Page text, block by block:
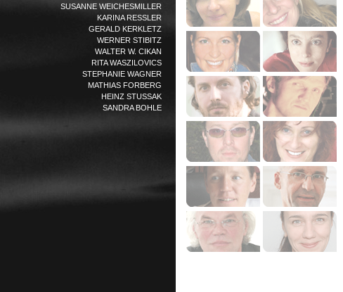
SUSANNE WEICHESMILLER
KARINA RESSLER
GERALD KERKLETZ
WERNER STIBITZ
WALTER W. CIKAN
RITA WASZILOVICS
STEPHANIE WAGNER
MATHIAS FORBERG
HEINZ STUSSAK
SANDRA BOHLE